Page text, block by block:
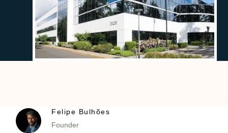
Felipe Bulhões
Founder